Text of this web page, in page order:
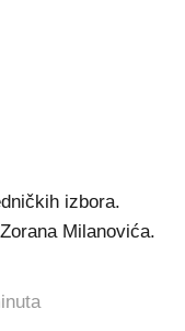
izbora.
Milanovića.